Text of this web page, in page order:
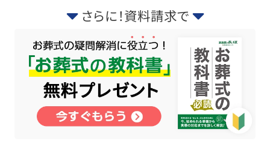
さらに！資料請求で